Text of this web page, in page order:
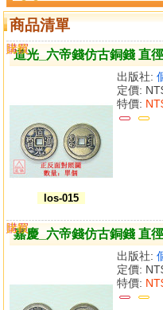
商品清單
道光_六帝錢仿古銅錢 直
los-015
出版社:
定價:
特價:
購買
比較
嘉慶_六帝錢仿古銅錢 直
出版社:
定價:
特價:
購買
比較